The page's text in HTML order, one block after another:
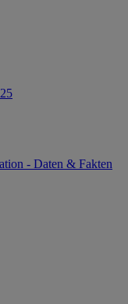
- Daten & Fakten